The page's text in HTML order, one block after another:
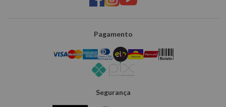
Pagamento
Segurança